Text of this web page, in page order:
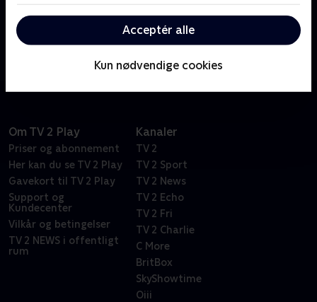
Acceptér alle
Kun nødvendige cookies
håbefulde deltagere afsted på et romantisk
kærlighedseventyr - med masser af dates, drama og
store følelser i spil.
Om TV 2 Play
Priser og abonnement
Her kan du se TV 2 Play
Gavekort til TV 2 Play
Support og
Kundecenter
Vilkår og betingelser
TV 2 NEWS i offentligt
rum
Kanaler
TV 2
TV 2 Sport
TV 2 News
TV 2 Echo
TV 2 Fri
TV 2 Charlie
C More
BritBox
SkyShowtime
Oiii